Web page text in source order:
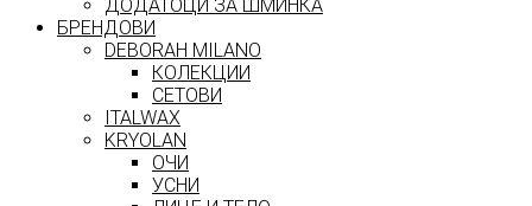
ДОДАТОЦИ ЗА ШМИНКА
БРЕНДОВИ
DEBORAH MILANO
КОЛЕКЦИИ
СЕТОВИ
ITALWAX
KRYOLAN
ОЧИ
УСНИ